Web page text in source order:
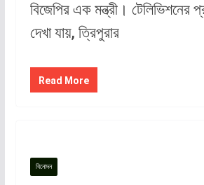
বিজেপির এক মন্ত্রী। টেলিভিশনের
দেখা যায়, ত্রিপুরার
Read More
বিনোদন